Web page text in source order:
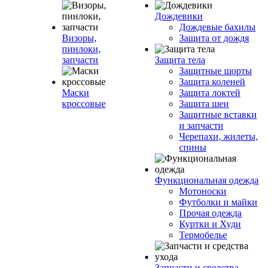
Визоры,
пинлоки,
запчасти
Маски
кроссовые
Дождевики
Дождевые бахилы
Защита от дождя
Защита тела
Защитные шорты
Защита коленей
Защита локтей
Защита шеи
Защитные вставки
и запчасти
Черепахи, жилеты,
спины
Функциональная одежда
Мотоноски
Футболки и майки
Прочая одежда
Куртки и Худи
Термобелье